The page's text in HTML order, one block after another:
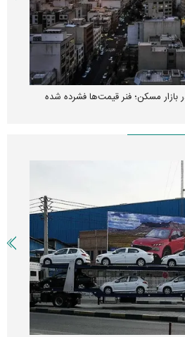
بازار مسکن؛ فنر قیمت‌ها فشرده شده